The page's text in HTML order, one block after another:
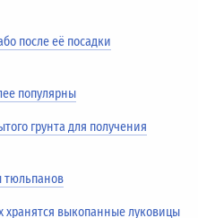
после её посадки
популярны
грунта для получения
тюльпанов
хранятся выкопанные луковицы